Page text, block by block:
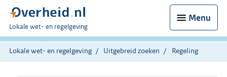
Menu
U
bent
hier:
Lokale wet- en regelgeving
Lokale wet- en regelgeving Uitgebreid zoeken Regeling